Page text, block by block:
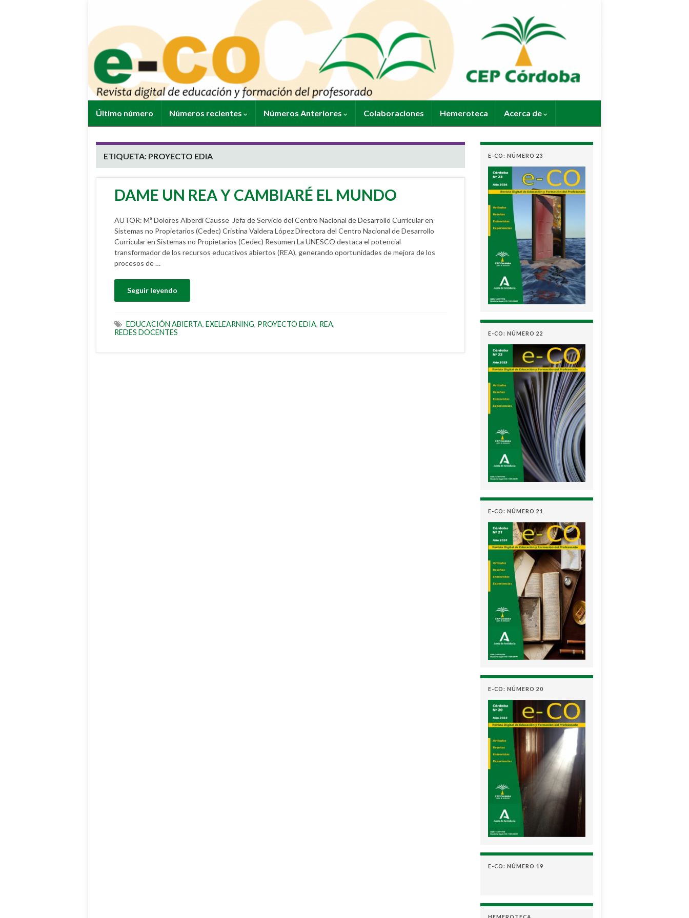
Último número Números recientes Números Anteriores Colaboraciones Hemeroteca Acerca de
ETIQUETA: PROYECTO EDIA
DAME UN REA Y CAMBIARÉ EL MUNDO
AUTOR: Mª Dolores Alberdi Causse Jefa de Servicio del Centro Nacional de Desarrollo Curricular en
Sistemas no Propietarios (Cedec) Cristina Valdera López Directora del Centro Nacional de Desarrollo
Curricular en Sistemas no Propietarios (Cedec) Resumen La UNESCO destaca el potencial
transformador de los recursos educativos abiertos (REA), generando oportunidades de mejora de los
procesos de …
Seguir leyendo
EDUCACIÓN ABIERTA, EXELEARNING, PROYECTO EDIA, REA,
REDES DOCENTES
E-CO: NÚMERO 23
E-CO: NÚMERO 22
E-CO: NÚMERO 21
E-CO: NÚMERO 20
E-CO: NÚMERO 19